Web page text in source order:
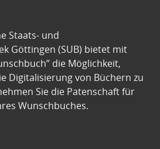
Staats- und
Göttingen (SUB) bietet mit
die Möglichkeit,
Digitalisierung von Büchern zu
Sie die Patenschaft für
Wunschbuches.